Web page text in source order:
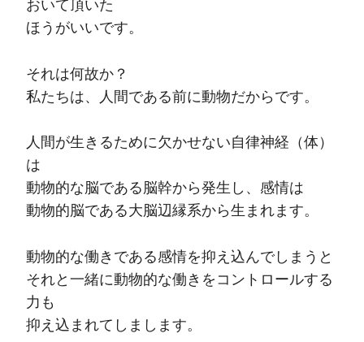
おいて頂いた
ほうがいいです。
それは何故か？
私たちは、人間である前に動物だからです。
人間が生きるために欠かせない自律神経（体）
は
動物的な脳である脳幹から発生し、感情は
動物的脳である大脳辺縁系から生まれます。
動物的な働きである感情を抑え込んでしまうと
それと一緒に動物的な働きをコントロールする
力も
抑え込まれてしまします。